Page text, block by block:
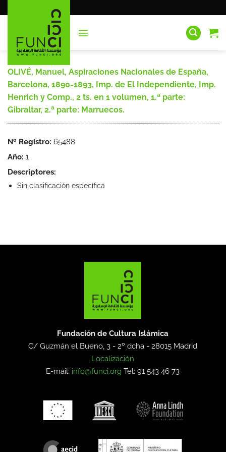
al
OLIVÉ, Manuel, Aspiraciones Nacionales de España,
Barcelona, 1890-1893, Imp. de El Independiente, Imp.
Henrich y Comp., 2 ts. en 1 volumen, 1.ª parte:
Gibraltar, 2.ª parte: Marruecos.
Nº Registro: 65488
Año: 1
Descriptores:
Sin clasificación específica
Fundación de Cultura Islámica
C/ Guzmán el Bueno, 3 - 2º dcha -28015 Madrid
Localización
E-mail: info@funci.org Tel: 91 543 46 73